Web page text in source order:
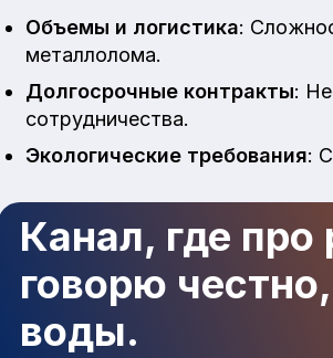
Объемы и логистика:
металлолома.
Долгосрочные контракты:
сотрудничества.
Экологические требования:
Канал, где про
говорю
воды.